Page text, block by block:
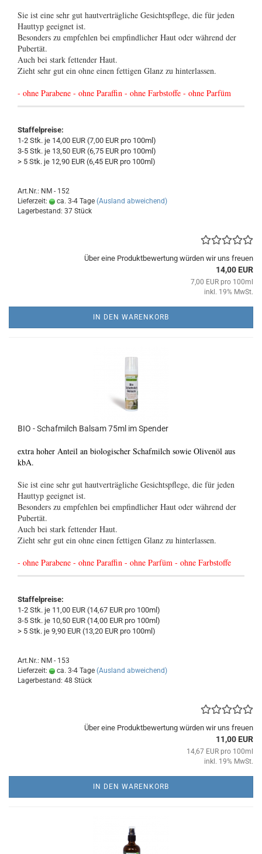
Sie ist eine sehr gut hautverträgliche Gesichtspflege, die für jeden
Hauttyp geeignet ist.
Besonders zu empfehlen bei empfindlicher Haut oder während der
Pubertät.
Auch bei stark fettender Haut.
Zieht sehr gut ein ohne einen fettigen Glanz zu hinterlassen.
- ohne Parabene - ohne Paraffin - ohne Farbstoffe - ohne Parfüm
Staffelpreise:
1-2 Stk. je 14,00 EUR (7,00 EUR pro 100ml)
3-5 Stk. je 13,50 EUR (6,75 EUR pro 100ml)
> 5 Stk. je 12,90 EUR (6,45 EUR pro 100ml)
Art.Nr.: NM - 152
Lieferzeit:
ca. 3-4 Tage (Ausland abweichend)
Lagerbestand: 37 Stück
Über eine Produktbewertung würden wir uns freuen
14,00 EUR
7,00 EUR pro 100ml
inkl. 19% MwSt.
IN DEN WARENKORB
BIO - Schafmilch Balsam 75ml im Spender
extra hoher Anteil an biologischer Schafmilch sowie Olivenöl aus
kbA.
Sie ist eine sehr gut hautverträgliche Gesichtspflege, die für jeden
Hauttyp geeignet ist.
Besonders zu empfehlen bei empfindlicher Haut oder während der
Pubertät.
Auch bei stark fettender Haut.
Zieht sehr gut ein ohne einen fettigen Glanz zu hinterlassen.
- ohne Parabene - ohne Paraffin - ohne Parfüm - ohne Farbstoffe
Staffelpreise:
1-2 Stk. je 11,00 EUR (14,67 EUR pro 100ml)
3-5 Stk. je 10,50 EUR (14,00 EUR pro 100ml)
> 5 Stk. je 9,90 EUR (13,20 EUR pro 100ml)
Art.Nr.: NM - 153
Lieferzeit:
ca. 3-4 Tage (Ausland abweichend)
Lagerbestand: 48 Stück
Über eine Produktbewertung würden wir uns freuen
11,00 EUR
14,67 EUR pro 100ml
inkl. 19% MwSt.
IN DEN WARENKORB